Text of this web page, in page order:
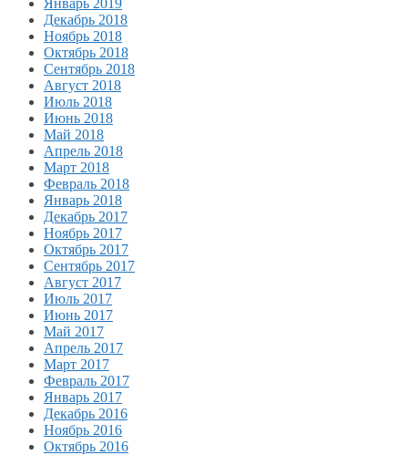
Январь 2019
Декабрь 2018
Ноябрь 2018
Октябрь 2018
Сентябрь 2018
Август 2018
Июль 2018
Июнь 2018
Май 2018
Апрель 2018
Март 2018
Февраль 2018
Январь 2018
Декабрь 2017
Ноябрь 2017
Октябрь 2017
Сентябрь 2017
Август 2017
Июль 2017
Июнь 2017
Май 2017
Апрель 2017
Март 2017
Февраль 2017
Январь 2017
Декабрь 2016
Ноябрь 2016
Октябрь 2016